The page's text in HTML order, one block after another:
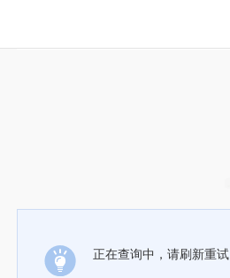
正在查询中，请刷新重试